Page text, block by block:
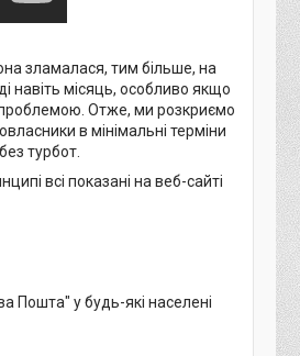
зламалася, тим більше, на
навіть місяць, особливо якщо
проблемою. Отже, ми розкриємо
в мінімальні терміни
турбот.
всі показані на веб-сайті
Пошта" у будь-які населені